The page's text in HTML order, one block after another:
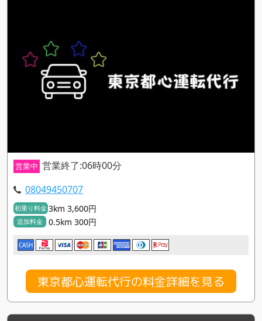
営業中 営業終了:06時00分
08049450707
初乗り料金 3km 3,600円
追加料金 0.5km 300円
CASH
東京都心運転代行の料金詳細を見る